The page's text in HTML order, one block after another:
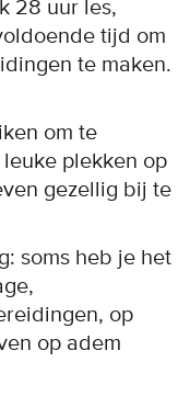
28 uur les,
tijd om
te maken.
om te
plekken op
gezellig bij te
soms heb je het
op
op adem